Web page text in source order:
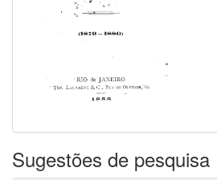
Sugestões de pesquisa